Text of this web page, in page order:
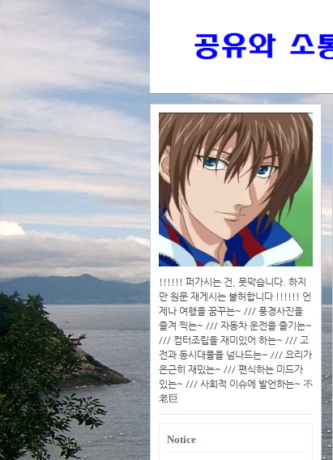
!!!!!! 퍼가시는 건, 못막습니다. 하지
만 원문 재게시는 불허합니다 !!!!!! 언
제나 여행을 꿈꾸는~ /// 풍경사진을
즐겨 찍는~ /// 자동차 운전을 즐기는~
/// 컴터조립을 재미있어 하는~ /// 고
전과 동시대물을 넘나드는~ /// 요리가
은근히 재밌는~ /// 편식하는 미드가
있는~ /// 사회적 이슈에 발언하는~ 不
老巨
Notice